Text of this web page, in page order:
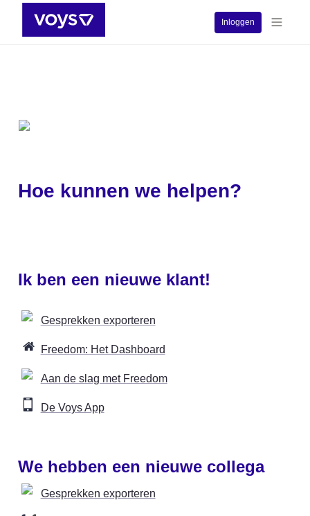
Inloggen
Hoe kunnen we helpen?
Ik ben een nieuwe klant!
Gesprekken exporteren
Freedom: Het Dashboard
Aan de slag met Freedom
De Voys App
We hebben een nieuwe collega
Gesprekken exporteren